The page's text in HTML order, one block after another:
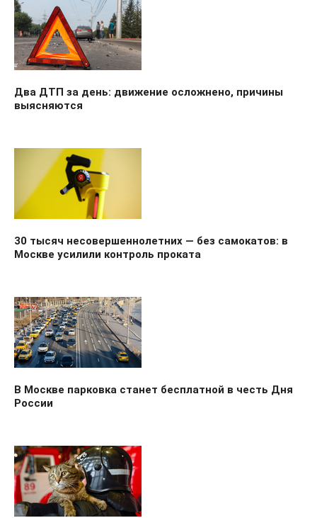
Два ДТП за день: движение осложнено, причины
выясняются
30 тысяч несовершеннолетних — без самокатов: в
Москве усилили контроль проката
В Москве парковка станет бесплатной в честь Дня
России